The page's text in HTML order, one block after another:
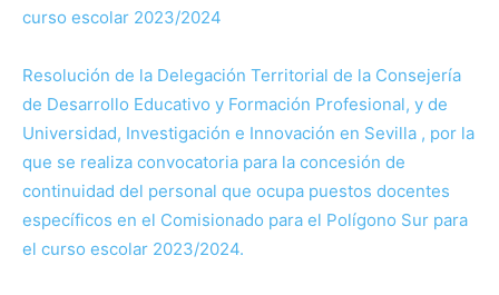
curso escolar 2023/2024
Resolución de la Delegación Territorial de la Consejería
de Desarrollo Educativo y Formación Profesional, y de
Universidad, Investigación e Innovación en Sevilla , por la
que se realiza convocatoria para la concesión de
continuidad del personal que ocupa puestos docentes
específicos en el Comisionado para el Polígono Sur para
el curso escolar 2023/2024.